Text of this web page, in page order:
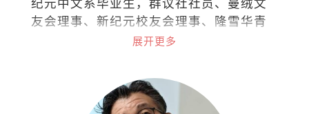
友会理事、新纪元校友会理事、隆雪华青
展开更多